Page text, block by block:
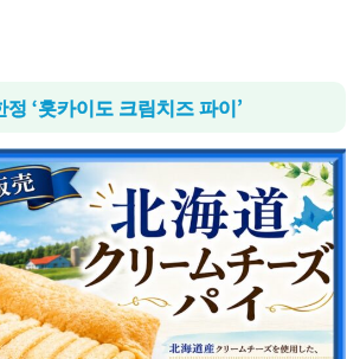
정 ‘홋카이도 크림치즈 파이’